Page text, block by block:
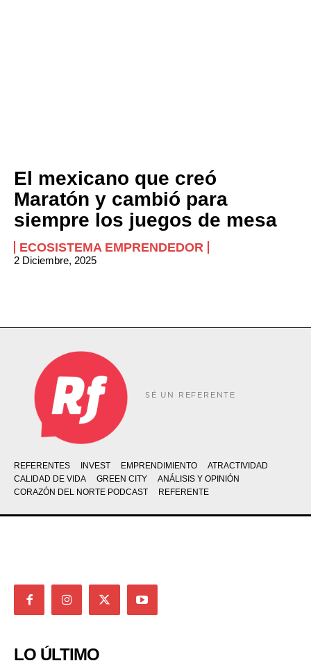
El mexicano que creó
Maratón y cambió para
siempre los juegos de mesa
ECOSISTEMA EMPRENDEDOR
2 Diciembre, 2025
SÉ UN REFERENTE
REFERENTES INVEST EMPRENDIMIENTO
ATRACTIVIDAD
CALIDAD DE VIDA
GREEN CITY
ANÁLISIS Y OPINIÓN
CORAZÓN DEL NORTE PODCAST
REFERENTE
LO ÚLTIMO